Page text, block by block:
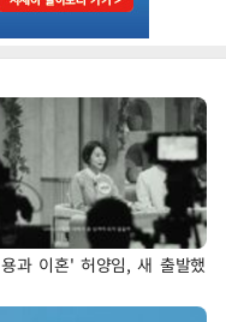
과 이혼' 허양임, 새 출발했